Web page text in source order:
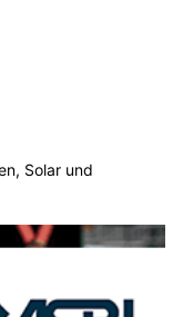
September 2026